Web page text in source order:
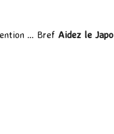
… Bref Aidez le